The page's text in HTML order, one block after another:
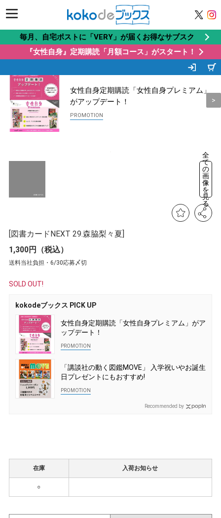
毎月、自宅ポストに「VERY」が届くお得なサブスク
『女性自身』定期購読「月額コース」がスタート！
この商品もオススメ
女性自身定期購読「女性自身プレミアム」
がアップデート！
Recommended by
全
て
の
画
像
を
見
る
[図書カードNEXT 29.森脇梨々夏]
1,300円（税込）
送料当社負担・6/30応募〆切
SOLD OUT!
kokodeブックス PICK UP
女性自身定期購読「女性自身プレミアム」がア
ップデート！
「講談社の動く図鑑MOVE」 入学祝いやお誕生
日プレゼントにもおすすめ!
Recommended by
在庫 入荷お知らせ
○